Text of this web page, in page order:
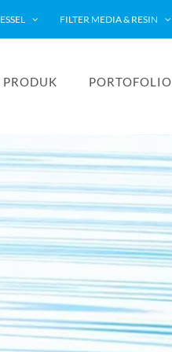
FILTER MEDIA & RESIN
PRODUK PORTOFOLIO